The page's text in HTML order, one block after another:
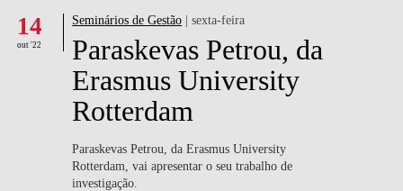
DOCENTES E INVESTIGAÇÃO
COMUNIDADE
LIFE AT NOVA SBE
WHAT'S HAPPENING
14
out '22
Seminários de Gestão | sexta-feira
Paraskevas Petrou, da
Erasmus University
Rotterdam
Paraskevas Petrou, da Erasmus University
Rotterdam, vai apresentar o seu trabalho de
investigação.